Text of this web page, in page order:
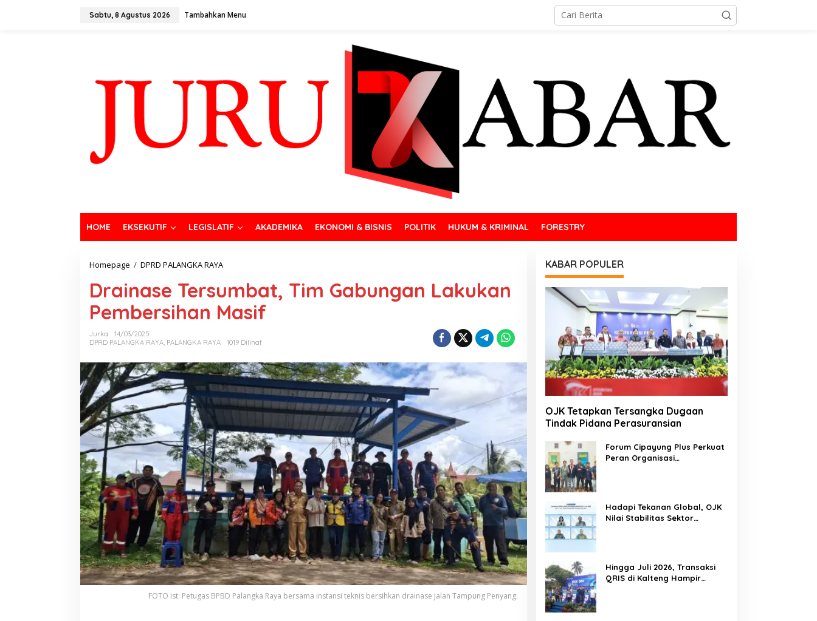
Sabtu, 8 Agustus 2026 Tambahkan Menu
HOME EKSEKUTIF LEGISLATIF AKADEMIKA EKONOMI & BISNIS POLITIK HUKUM & KRIMINAL FORESTRY
Homepage / DPRD PALANGKA RAYA
Drainase Tersumbat, Tim Gabungan Lakukan
Pembersihan Masif
Jurka
14/03/2025
DPRD PALANGKA RAYA, PALANGKA RAYA 1019 Dilihat
FOTO Ist: Petugas BPBD Palangka Raya bersama instansi teknis bersihkan drainase Jalan Tampung Penyang.
KABAR POPULER
OJK Tetapkan Tersangka Dugaan
Tindak Pidana Perasuransian
Forum Cipayung Plus Perkuat
Peran Organisasi
Hadapi Tekanan Global, OJK
Nilai Stabilitas Sektor
Hingga Juli 2026, Transaksi
QRIS di Kalteng Hampir